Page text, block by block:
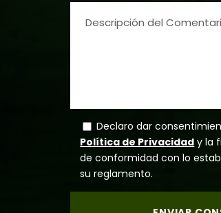
Declaro dar
Política de Privacidad y la
de conformidad con lo
su reglamento.